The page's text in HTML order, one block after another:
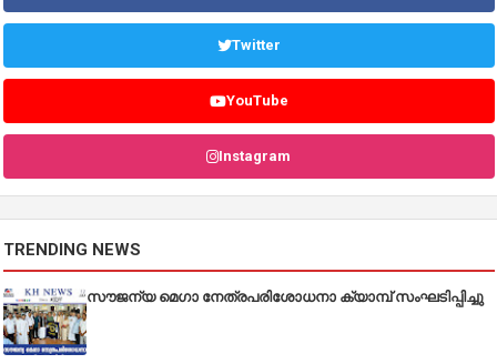
Twitter
YouTube
Instagram
TRENDING NEWS
സൗജന്യ മെഗാ നേത്രപരിശോധനാ ക്യാമ്പ് സംഘടിപ്പിച്ചു